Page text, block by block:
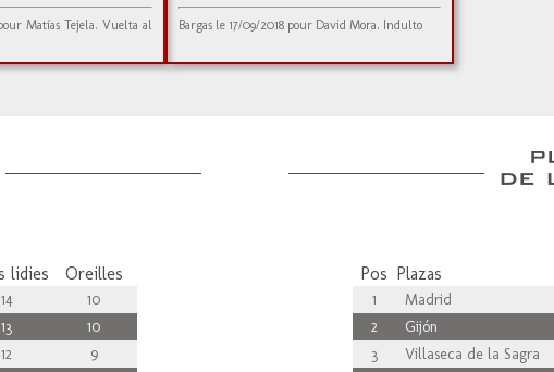
Matías Tejela. Vuelta al Bargas le 17/09/2018 pour David Mora. Indulto
lidies Oreilles
14
10
13
10
12
9
Pos Plazas
1 Madrid
2
Gijón
3
Villaseca de la Sagra